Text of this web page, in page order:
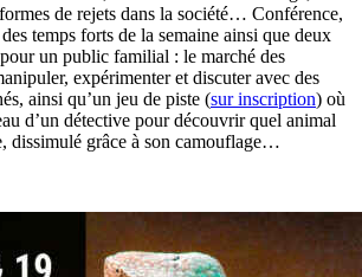
de rejets dans la société… Conférence,
temps forts de la semaine ainsi que deux
un public familial : le marché des
expérimenter et discuter avec des
ainsi qu’un jeu de piste (sur inscription) où
d’un détective pour découvrir quel animal
dissimulé grâce à son camouflage…